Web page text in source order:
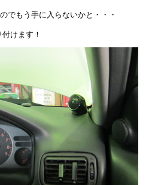
でもう手に入らないかと・・・
けます！